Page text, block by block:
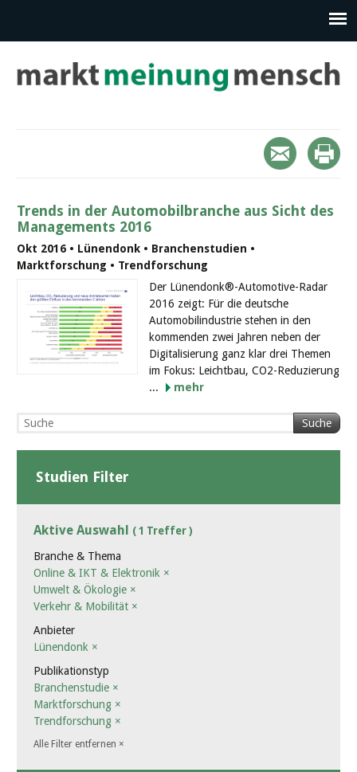
Trends in der Automobilbranche aus Sicht des
Managements 2016
Okt 2016 • Lünendonk • Branchenstudien •
Marktforschung • Trendforschung
Der Lünendonk®-Automotive-Radar
2016 zeigt: Für die deutsche
Automobilindustrie stehen in den
kommenden zwei Jahren neben der
Digitalisierung ganz klar drei Themen
im Fokus: Leichtbau, CO2-Reduzierung
...
mehr
Suche
Studien Filter
Aktive Auswahl ( 1 Treffer )
Branche & Thema
Online & IKT & Elektronik ×
Umwelt & Ökologie ×
Verkehr & Mobilität ×
Anbieter
Lünendonk ×
Publikationstyp
Branchenstudie ×
Marktforschung ×
Trendforschung ×
Alle Filter entfernen ×